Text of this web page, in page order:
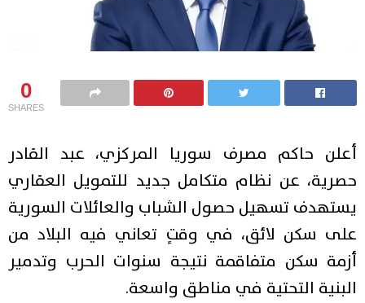
0
SHARES
أعلن حاكم مصرف سوريا المركزي، عبد القادر
حصرية، عن نظام متكامل جديد للتمويل العقاري
يستهدف تسهيل حصول الشباب والعائلات السورية
على سكن لائق، في وقتٍ تعاني فيه البلاد من
أزمة سكن متفاقمة نتيجة سنوات الحرب وتدمير
البنية التحتية في مناطق واسعة.